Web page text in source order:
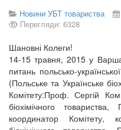
Новини УБТ товариства
Перегляди: 6328
Шановні Колеги!
14-15 травня, 2015 у
питань польсько-
(Польське та Українське
Комітету:Проф. Сергій
біохімічного
координатор Комітету,